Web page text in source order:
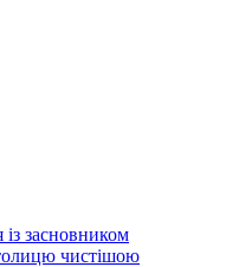
засновником
чистішою